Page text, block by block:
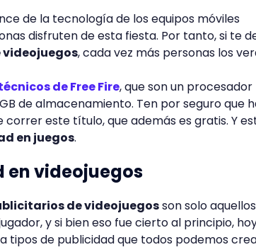
de la tecnología de los equipos móviles
disfruten de esta fiesta. Por tanto, si te
, cada vez más personas los
de Free Fire, que son un procesador
de almacenamiento. Ten por seguro que
este título, que además es gratis. Y
en juegos.
en videojuegos
de videojuegosson solo
y si bien eso fue cierto al principio,
tipos de publicidad que todos podemos